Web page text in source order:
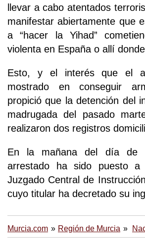
llevar a cabo atentados
manifestar abiertamente que
a “hacer la Yihad”
violenta en España o allí
Esto, y el interés que el
mostrado en conseguir
propició que la detención del
madrugada del pasado
realizaron dos registros
En la mañana del día de
arrestado ha sido puesto a
Juzgado Central de
cuyo titular ha decretado su
Murcia.com Región de Murcia